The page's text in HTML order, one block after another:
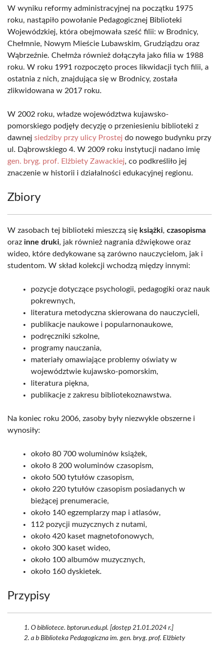
W wyniku reformy administracyjnej na początku 1975
roku, nastąpiło powołanie Pedagogicznej Biblioteki
Wojewódzkiej, która obejmowała sześć filii: w Brodnicy,
Chełmnie, Nowym Mieście Lubawskim, Grudziądzu oraz
Wąbrzeźnie. Chełmża również dołączyła jako filia w 1988
roku. W roku 1991 rozpoczęto proces likwidacji tych filii, a
ostatnia z nich, znajdująca się w Brodnicy, została
zlikwidowana w 2017 roku.
W 2002 roku, władze województwa kujawsko-
pomorskiego podjęły decyzję o przeniesieniu biblioteki z
dawnej siedziby przy ulicy Prostej do nowego budynku przy
ul. Dąbrowskiego 4. W 2009 roku instytucji nadano imię
gen. bryg. prof. Elżbiety Zawackiej, co podkreśliło jej
znaczenie w historii i działalności edukacyjnej regionu.
Zbiory
W zasobach tej biblioteki mieszczą się książki, czasopisma
oraz inne druki, jak również nagrania dźwiękowe oraz
wideo, które dedykowane są zarówno nauczycielom, jak i
studentom. W skład kolekcji wchodzą między innymi:
pozycje dotyczące psychologii, pedagogiki oraz nauk
pokrewnych,
literatura metodyczna skierowana do nauczycieli,
publikacje naukowe i popularnonaukowe,
podręczniki szkolne,
programy nauczania,
materiały omawiające problemy oświaty w
województwie kujawsko-pomorskim,
literatura piękna,
publikacje z zakresu bibliotekoznawstwa.
Na koniec roku 2006, zasoby były niezwykle obszerne i
wynosiły:
około 80 700 woluminów książek,
około 8 200 woluminów czasopism,
około 500 tytułów czasopism,
około 220 tytułów czasopism posiadanych w
bieżącej prenumeracie,
około 140 egzemplarzy map i atlasów,
112 pozycji muzycznych z nutami,
około 420 kaset magnetofonowych,
około 300 kaset wideo,
około 100 albumów muzycznych,
około 160 dyskietek.
Przypisy
O bibliotece. bptorun.edu.pl. [dostęp 21.01.2024 r.]
a b Biblioteka Pedagogiczna im. gen. bryg. prof. Elżbiety